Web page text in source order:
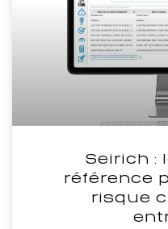
Seirich :
référence
risque